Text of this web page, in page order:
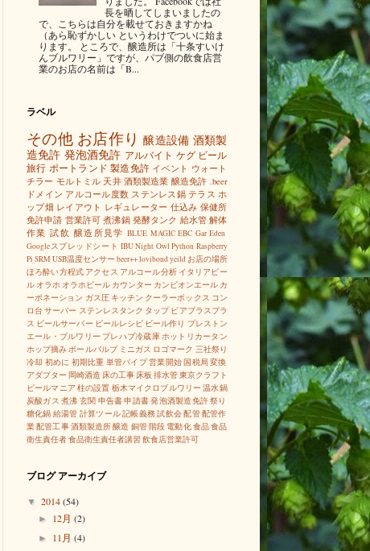
長を晒してしまいましたの
で、こちらは自分を載せておきますかね
（あら恥ずかしい というわけでついに始ま
ります。 ところで、醸造所は「十条すいけ
んブルワリー」ですが、パブ側の飲食店営
業のお店の名前は「B...
ラベル
その他 お店作り 醸造設備 酒類製
造免許 発泡酒免許 アルバイト ケグ ビール
旅行 ポートランド 製造免許 イベント ウォート
チラー モルトミル 天井 酒類製造業 醸造免許 .beer
ドメイン アルコール度数 ステンレス鍋 テラス ホ
ップ畑 レイアウト レギュレーター 仕込み 保健所
免許申請 営業許可 煮沸鍋 発酵タンク 給水管 解体
作業 試飲 醸造所見学 BLUE MAGIC EBC Gar Eden
Googleスプレッドシート IBUNight Owl Python Raspberry
Pi SRM USB温度センサー beer++lovibondyeildお店の場所
ほろ酔い方程式 アクセス アルコール分析 イタリアビー
ル オラホ オラホビール カウンター カンピオンエール カ
ーボネーション ガス圧 キッチン クーラーボックス コン
ロ台 サーバー ステンレスタンク タップ ビアプラスプラ
ス ビールサーバー ビールレシピ ビール作り プレストン
エール・ブルワリー プレハブ冷蔵庫ホットリカータン
ホップ摘みボールバルブ ミニガス ロゴマーク 三社祭り
冷却 初めに 初期比重 単管パイプ営業開始 国税局変換
アダプター 岡崎酒造 床の工事 床板 排水管東京クラフト
ビールマニア 柱の設置 栃木マイクロブルワリー 温水鍋
炭酸ガス 煮沸 玄関 申告書申請書発泡酒製造免許祭り
糖化鍋 給湯管 計算ツール記帳義務試飲会配管配管作
業配管工事酒類製造所醸造 銅管階段 電動化食品食品
衛生責任者食品衛生責任者講習 飲食店営業許可
ブログ アーカイブ
▼ 2014(54)
► 12月(2)
► 11月(4)